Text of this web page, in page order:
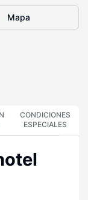
Mapa
CONDICIONES
ESPECIALES